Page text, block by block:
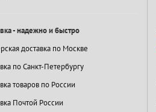
- надежно и быстро
доставка по Москве
по Санкт-Петербургу
товаров по России
Почтой России